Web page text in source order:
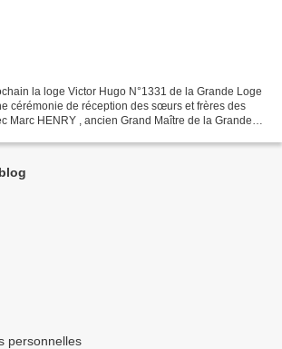
la loge Victor Hugo N°1331 de la Grande Loge
cérémonie de réception des sœurs et frères des
Marc HENRY , ancien Grand Maître de la Grande
personnelles